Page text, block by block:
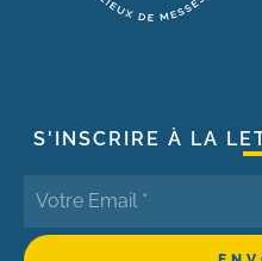
S'INSCRIRE À LA